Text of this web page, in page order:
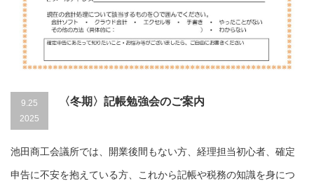
9.25
2025
〈冬期〉記帳勉強会のご案内
池田商工会議所では、開業後間もない方、経理担当初心者、確定
申告に不安を抱えている方、これから記帳や税務の知識を身につ